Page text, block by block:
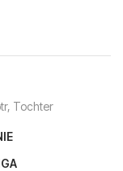
, Tochter